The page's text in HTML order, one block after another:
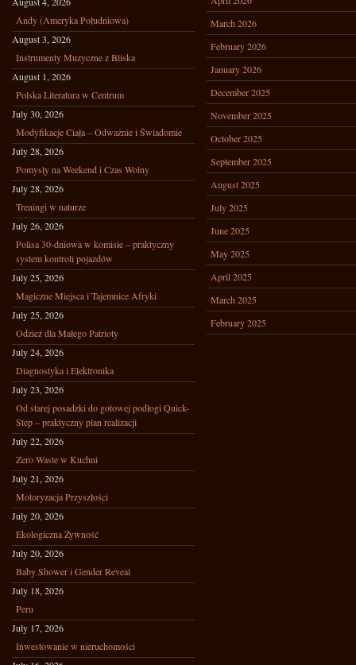
Andy (Ameryka Południowa)
August 3, 2026
Instrumenty Muzyczne z Bliska
August 1, 2026
Polska Literatura w Centrum
July 30, 2026
Modyfikacje Ciała – Odważnie i Świadomie
July 28, 2026
Pomysły na Weekend i Czas Wolny
July 28, 2026
Treningi w naturze
July 26, 2026
Polisa 30-dniowa w komisie – praktyczny
system kontroli pojazdów
July 25, 2026
Magiczne Miejsca i Tajemnice Afryki
July 25, 2026
Odzież dla Małego Patrioty
July 24, 2026
Diagnostyka i Elektronika
July 23, 2026
Od starej posadzki do gotowej podłogi Quick-
Step – praktyczny plan realizacji
July 22, 2026
Zero Waste w Kuchni
July 21, 2026
Motoryzacja Przyszłości
July 20, 2026
Ekologiczna Żywność
July 20, 2026
Baby Shower i Gender Reveal
July 18, 2026
Peru
July 17, 2026
Inwestowanie w nieruchomości
March 2026
February 2026
January 2026
December 2025
November 2025
October 2025
September 2025
August 2025
July 2025
June 2025
May 2025
April 2025
March 2025
February 2025